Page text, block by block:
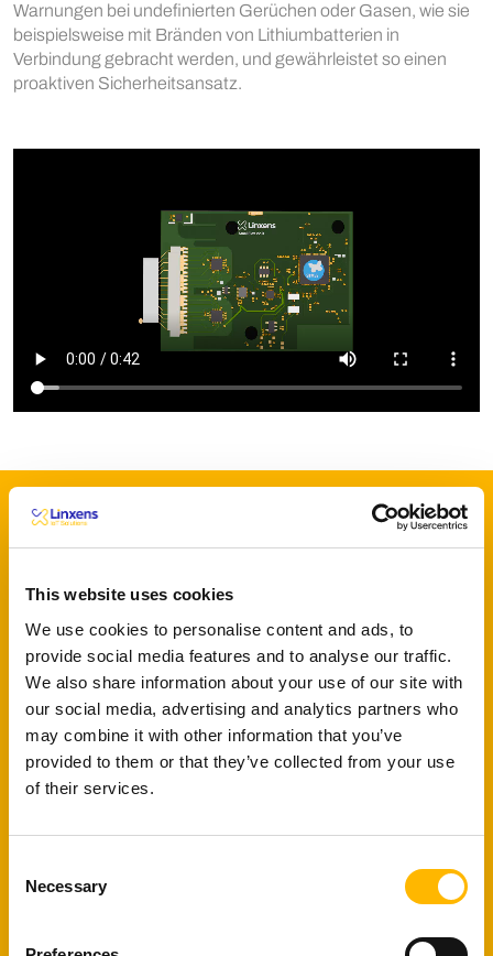
This website uses cookies
We use cookies to personalise content and ads, to
provide social media features and to analyse our traffic.
We also share information about your use of our site with
our social media, advertising and analytics partners who
may combine it with other information that you’ve
provided to them or that they’ve collected from your use
of their services.
Selection
Necessary
Warnungen bei undefinierten Gerüchen oder Gasen, wie sie
beispielsweise mit Bränden von Lithiumbatterien in
Verbindung gebracht werden, und gewährleistet so einen
proaktiven Sicherheitsansatz.
Lernen – modellieren –
erkennen
Jegliche Gerüche oder Gase für Ihre
Anwendung
erzeugt spezifische Muster, die mit maschinellem Lernen